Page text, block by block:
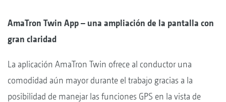
AmaTron Twin App – una ampliación de la pantalla con
gran claridad
La aplicación AmaTron Twin ofrece al conductor una
comodidad aún mayor durante el trabajo gracias a la
posibilidad de manejar las funciones GPS en la vista de